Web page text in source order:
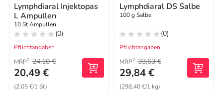
Lymphdiaral Injektopas
L Ampullen
10 St Ampullen
(0)
Pflichtangaben
MRP2 24,10 €
20,49 €
(2,05 €/1 St)
Lymphdiaral DS Salbe
100 g Salbe
(0)
Pflichtangaben
MRP2 33,63 €
29,84 €
(298,40 €/1 kg)